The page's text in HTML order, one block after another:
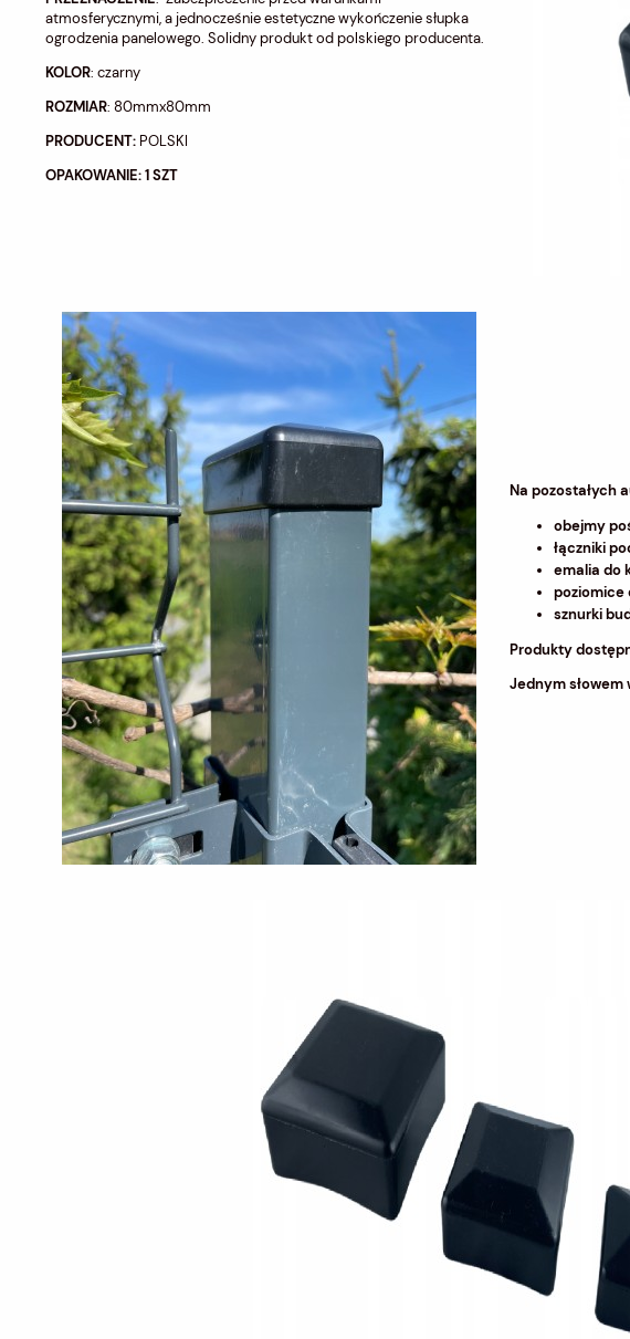
atmosferycznymi, a jednocześnie estetyczne wykończenie słupka
ogrodzenia panelowego. Solidny produkt od polskiego producenta.
KOLOR: czarny
ROZMIAR: 80mmx80mm
PRODUCENT: POLSKI
OPAKOWANIE: 1 SZT
Na pozostałych
obejmy
łączniki
emalia do
poziomice
sznurki
Produkty
Jednym słowem